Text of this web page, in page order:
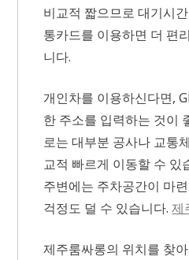
비교적 짧으므로 대기시
통카드를 이용하면 더 편
니다.
개인차를 이용하신다면,
한 주소를 입력하는 것이
로는 대부분 공사나 교통
교적 빠르게 이동할 수 있
주변에는 주차공간이 마
걱정도 덜 수 있습니다.제
제주룸싸롱의 위치를 찾